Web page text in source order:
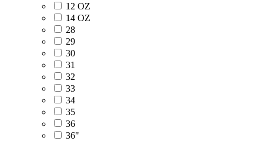
12 OZ
14 OZ
28
29
30
31
32
33
34
35
36
36"